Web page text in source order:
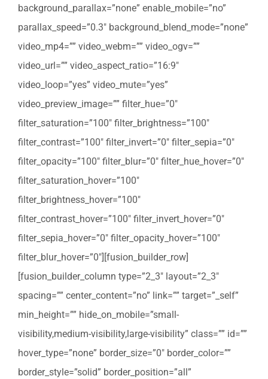
background_parallax=”none” enable_mobile=”no”
parallax_speed=”0.3″ background_blend_mode=”none”
video_mp4=”” video_webm=”” video_ogv=””
video_url=”” video_aspect_ratio=”16:9″
video_loop=”yes” video_mute=”yes”
video_preview_image=”” filter_hue=”0″
filter_saturation=”100″ filter_brightness=”100″
filter_contrast=”100″ filter_invert=”0″ filter_sepia=”0″
filter_opacity=”100″ filter_blur=”0″ filter_hue_hover=”0″
filter_saturation_hover=”100″
filter_brightness_hover=”100″
filter_contrast_hover=”100″ filter_invert_hover=”0″
filter_sepia_hover=”0″ filter_opacity_hover=”100″
filter_blur_hover=”0″][fusion_builder_row]
[fusion_builder_column type=”2_3″ layout=”2_3″
spacing=”” center_content=”no” link=”” target=”_self”
min_height=”” hide_on_mobile=”small-
visibility,medium-visibility,large-visibility” class=”” id=””
hover_type=”none” border_size=”0″ border_color=””
border_style=”solid” border_position=”all”